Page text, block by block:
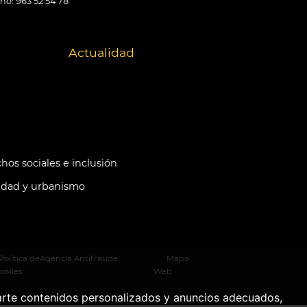
contenidos personalizados y anuncios adecuados,
Actualidad
sociales e inclusión
y urbanismo
Política deAgencia Antifraude
Mapa
Web